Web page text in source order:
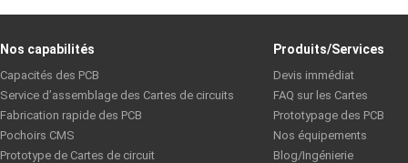
Nos capabilités
Capacités des PCB
Service d’assemblage des Cartes de circuits
Fabrication rapide des PCB
Pochoirs CMS
Prototype de Cartes de circuit
Produits/Services
Devis immédiat
FAQ sur les Cartes
Prototypage des PCB
Nos équipements
Blog/Ingénierie